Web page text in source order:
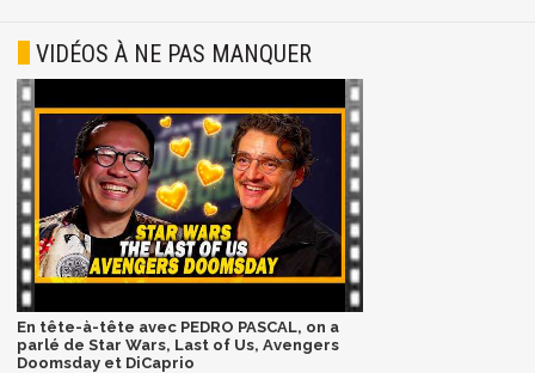
VIDÉOS À NE PAS MANQUER
En tête-à-tête avec PEDRO PASCAL, on a
parlé de Star Wars, Last of Us, Avengers
Doomsday et DiCaprio